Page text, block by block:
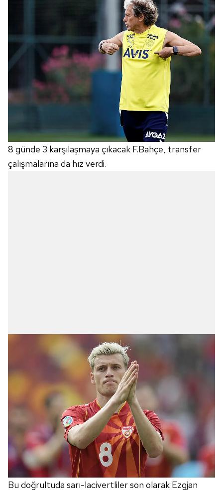
8 günde 3 karşılaşmaya çıkacak F.Bahçe, transfer
çalışmalarına da hız verdi.
Bu doğrultuda sarı-lacivertliler son olarak Ezgjan